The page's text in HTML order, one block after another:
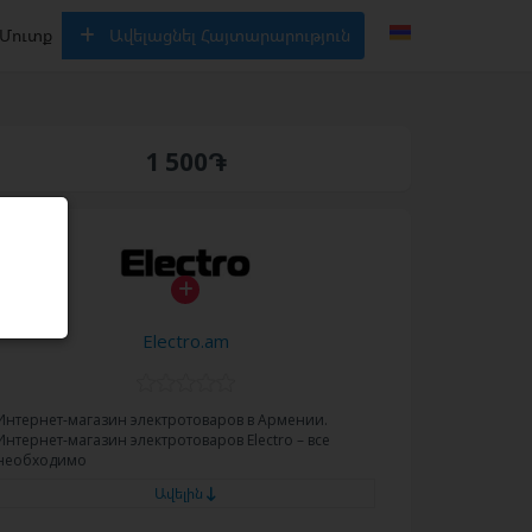
Մուտք Ավելացնել Հայտարարություն
1 500֏
Electro.am
магазин электротоваров в Армении.
магазин электротоваров Electro – все
Ավելին